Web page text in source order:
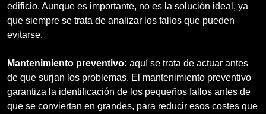
edificio. Aunque es importante, no es la solución ideal, ya
que siempre se trata de analizar los fallos que pueden
evitarse.
Mantenimiento preventivo: aquí se trata de actuar antes
de que surjan los problemas. El mantenimiento preventivo
garantiza la identificación de los pequeños fallos antes de
que se conviertan en grandes, para reducir esos costes que